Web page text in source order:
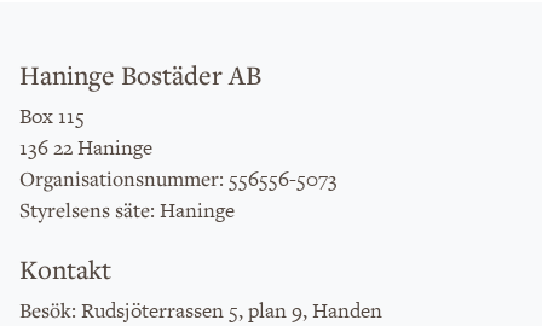
Haninge Bostäder AB
Box 115
136 22 Haninge
Organisationsnummer: 556556-5073
Styrelsens säte: Haninge
Kontakt
Besök: Rudsjöterrassen 5, plan 9, Handen